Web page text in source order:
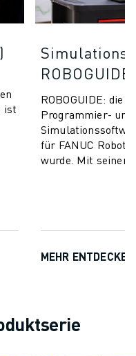
ist
ROBOGUIDE
ROBOGUIDE: die
Programmier- und
für FANUC
wurde. Mit seiner
MEHR ENTDECKEN